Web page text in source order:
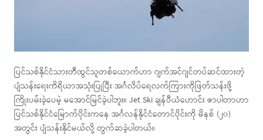
ပြင်သစ်နိုင်ငံသားတီထွင်သူတစ်ယောက်ဟာ ဂျက်အင်ဂျင်တပ်ဆင်ထားတဲ့
ပျံသန်းရေးကိရိယာအသုံးပြုပြီး အင်္ဂလိပ်ရေလက်ကြားကိုဖြတ်သန်းဖို့
ကြိုးပမ်းခဲ့ပေမဲ့ မအောင်မြင်ခဲ့ပါဘူး။ Jet Ski ချန်ပီယံဟောင်း ဇာပါတာဟာ
ပြင်သစ်နိုင်ငံမြောက်ပိုင်းကနေ အင်္ဂလန်နိုင်ငံတောင်ပိုင်းကို မိနစ် (၂၀)
အတွင်း ပျံသန်းနိုင်မယ်လို့ တွက်ဆခဲ့ပါတယ်။